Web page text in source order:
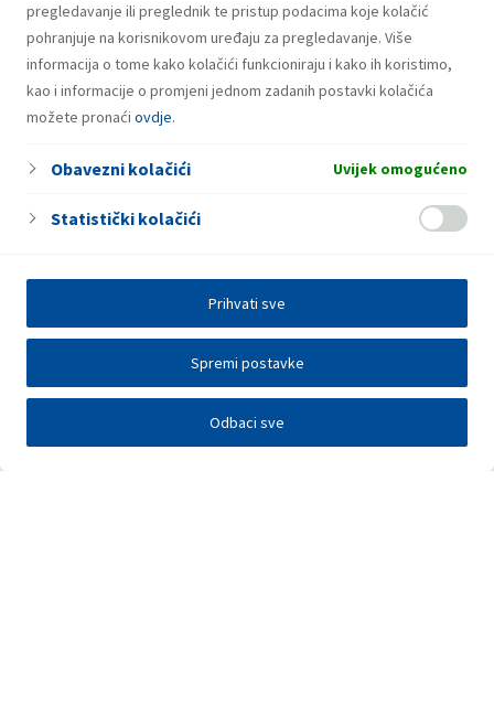
pregledavanje ili preglednik te pristup podacima koje kolačić
pohranjuje na korisnikovom uređaju za pregledavanje. Više
informacija o tome kako kolačići funkcioniraju i kako ih koristimo,
kao i informacije o promjeni jednom zadanih postavki kolačića
možete pronaći ovdje.
Obavezni kolačići Uvijek omogućeno
Statistički kolačići
Odbaci sve
Spremi postavke
Prihvati sve